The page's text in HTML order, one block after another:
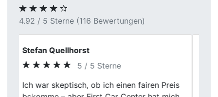
4.92 / 5 Sterne (116 Bewertungen)
Daniel K.
5 / 5 Sterne
Für mich war wichtig, dass alles
Previous